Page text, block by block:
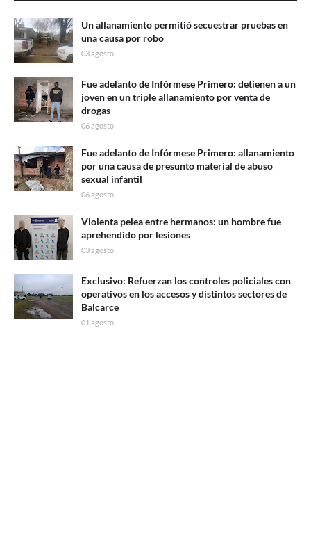
Un allanamiento permitió secuestrar pruebas en
una causa por robo
03 agosto
Fue adelanto de Infórmese Primero: detienen a un
joven en un triple allanamiento por venta de
drogas
06 agosto
Fue adelanto de Infórmese Primero: allanamiento
por una causa de presunto material de abuso
sexual infantil
06 agosto
Violenta pelea entre hermanos: un hombre fue
aprehendido por lesiones
03 agosto
Exclusivo: Refuerzan los controles policiales con
operativos en los accesos y distintos sectores de
Balcarce
01 agosto